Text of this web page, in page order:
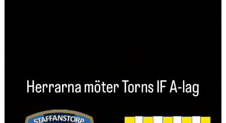
KONTAKT/KANSLI